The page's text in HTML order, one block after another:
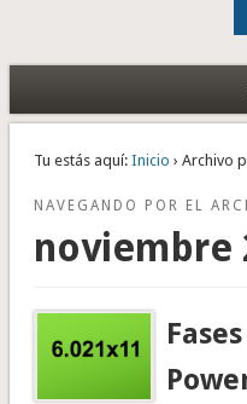
Tu estás aquí: Inicio › Archivo
NAVEGANDO POR EL
noviembre